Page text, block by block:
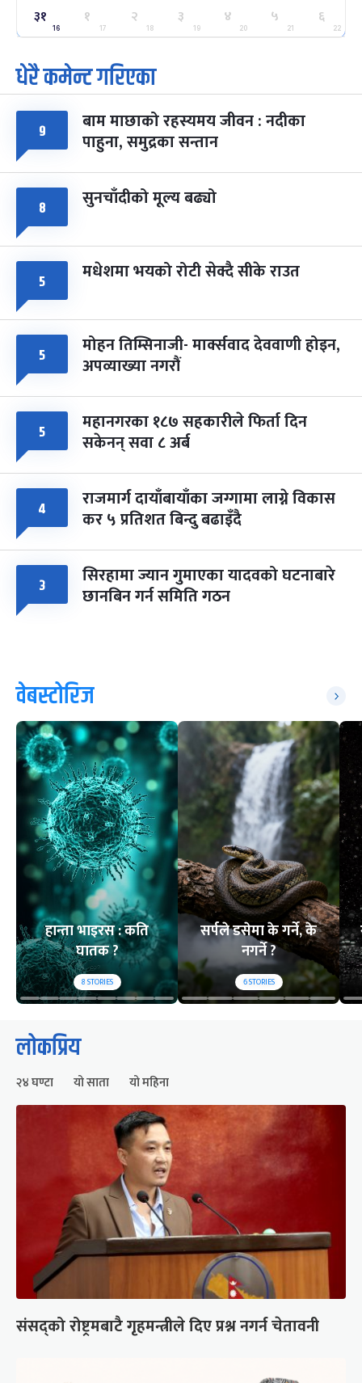
२५
मंगल
ग्याल्पो ल्होसार
फाल्गुन २५, २०८३ Mar 9, 2027
७ महिना बाँकी
७
आइत
पूर्णिमा व्रत
चैत्र ७, २०८३-Mar 21, 2027
८ फागुपूर्णिमा
चैत्र ८, २०८३-Mar 22, 2027
७ महिना बाँकी
३१
16
१
17
२
18
३
19
४
20
५
21
६
22
धेरै कमेन्ट गरिएका
९ बाम माछाको रहस्यमय जीवन : नदीका
पाहुना, समुद्रका सन्तान
८ सुनचाँदीको मूल्य बढ्यो
५ मधेशमा भयको रोटी सेक्दै सीके राउत
५ मोहन तिम्सिनाजी- मार्क्सवाद देववाणी होइन,
अपव्याख्या नगरौं
५ महानगरका १८७ सहकारीले फिर्ता दिन
सकेनन् सवा ८ अर्ब
४ राजमार्ग दायाँबायाँका जग्गामा लाग्ने विकास
कर ५ प्रतिशत बिन्दु बढाइँदै
३ सिरहामा ज्यान गुमाएका यादवको घटनाबारे
छानबिन गर्न समिति गठन
वेबस्टोरिज
हान्ता भाइरस : कति
घातक ?
8STORIES
सर्पले डसेमा के गर्ने, के
नगर्ने ?
6STORIES
लोकप्रिय
२४ घण्टा यो साता यो महिना
संसद्को रोष्ट्रमबाटै गृहमन्त्रीले दिए प्रश्न नगर्न चेतावनी